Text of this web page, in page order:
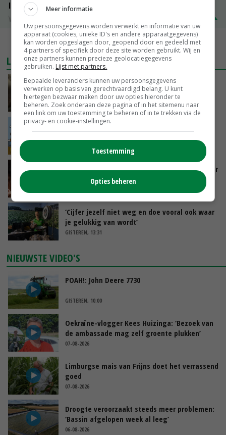
ISN prijs Frankrijk
Vleesvarkens
MEER MARKTPRIJZEN
LAATSTE NIEUWS
‘Samenwerking A-ware en Amalthea gaat
zorgen voor meer balans’
GISTEREN, 16:01
Internationale vraag naar geitenzuivel blijft
Vlaamse varkensstapel krimpt, pluimveesector
groeit door schaalvergroting
‘Cijfer jezelf niet weg en doe vooral ook waar
je gelukkig van wordt’
GISTEREN, 13:31
NIEUWSTE VIDEO'S
POAH!: John Deere 7730
GISTEREN, 10:00
Oekraïne-vlogger Kees Huizinga: ‘Bezoek van
de ambassade mag zelf groente plukken’
07-08-2026
Limburgse mais van Frijns doet het verrassend
goed
07-08-2026
Droogte veroorzaakt steeds meer problemen:
‘Bassin afgelopen week al leeg’
06-08-2026
Meer informatie
Uw persoonsgegevens worden verwerkt en informatie van uw
apparaat (cookies, unieke ID's en andere apparaatgegevens)
kan worden opgeslagen door, geopend door en gedeeld met
4 partners of specifiek door deze site worden gebruikt. Wij en
onze partners kunnen precieze geolocatiegegevens
gebruiken. Lijst met partners.
Bepaalde leveranciers kunnen uw persoonsgegevens
verwerken op basis van gerechtvaardigd belang. U kunt
hiertegen bezwaar maken door uw opties hieronder te
beheren. Zoek onderaan deze pagina of in het sitemenu naar
een link om uw toestemming te beheren of in te trekken via de
privacy- en cookie-instellingen.
Toestemming
Opties beheren